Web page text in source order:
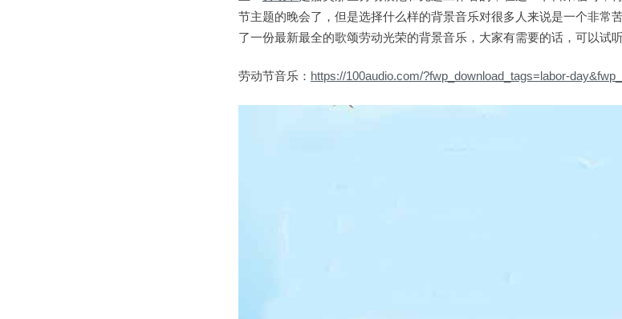
节主题的晚会了，但是选择什么样的背景音乐对很多人来说是一个非常
了一份最新最全的歌颂劳动光荣的背景音乐，大家有需要的话，可以试
劳动节音乐： https://100audio.com/?fwp_download_tags=labor-